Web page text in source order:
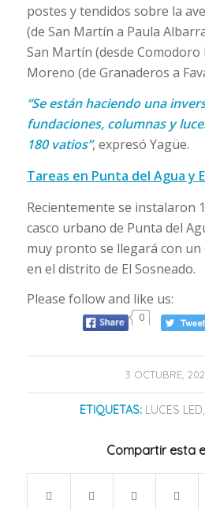
postes y tendidos sobre la
(de San Martín a Paula
San Martín (desde Comodoro
Moreno (de Granaderos a
“Se están haciendo una
fundaciones, columnas y
180 vatios”, expresó Yagüe.
Tareas en Punta del Agua y
Recientemente se instalaron
casco urbano de Punta del
muy pronto se llegará con
en el distrito de El Sosneado.
Please follow and like us:
0
3 OCTUBRE,
/
ETIQUETAS: LUCES LED,
Compartir esta